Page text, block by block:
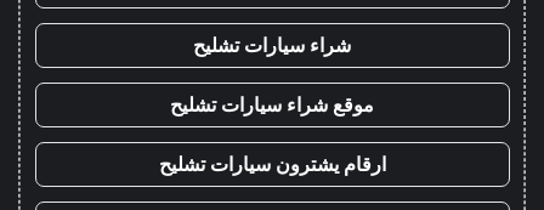
شراء سيارات تشليح
موقع شراء سيارات تشليح
ارقام يشترون سيارات تشليح